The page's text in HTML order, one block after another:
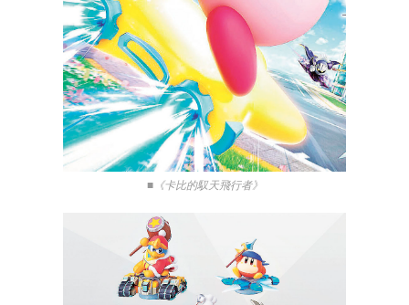
■《卡比的馭天飛行者》